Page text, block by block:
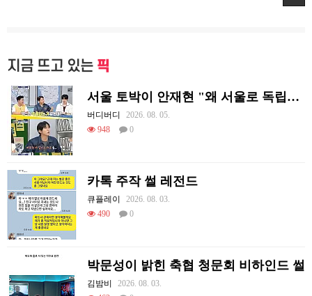
지금 뜨고 있는 픽
서울 토박이 안재현 "왜 서울로 독립해?"
버디버디
2026. 08. 05.
948
0
카톡 주작 썰 레전드
큐플레이
2026. 08. 03.
490
0
박문성이 밝힌 축협 청문회 비하인드 썰
김밤비
2026. 08. 03.